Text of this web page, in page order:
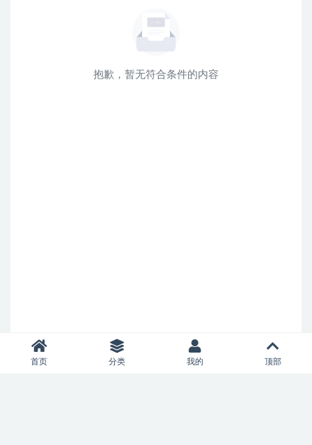
抱歉，暂无符合条件的内容
首页 分类 我的 顶部